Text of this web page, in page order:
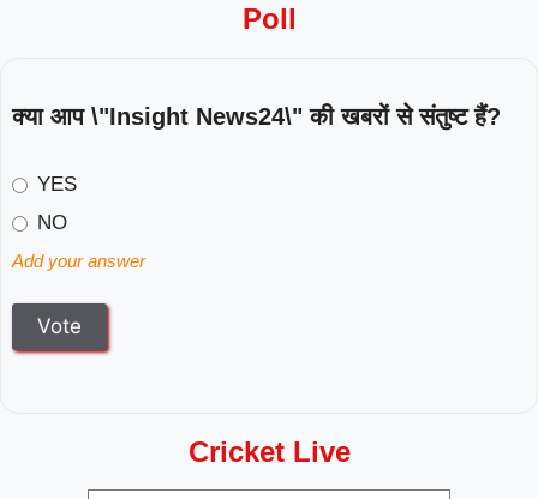
Poll
क्या आप \"Insight News24\" की खबरों से संतुष्ट हैं?
YES
NO
Add your answer
Cricket Live